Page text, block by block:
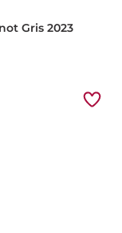
Gris 2023